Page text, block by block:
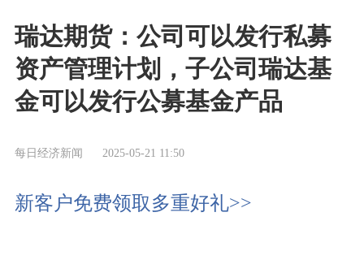
瑞达期货：公司可以发行私募
资产管理计划，子公司瑞达基
金可以发行公募基金产品
每日经济新闻 2025-05-21 11:50
新客户免费领取多重好礼>>